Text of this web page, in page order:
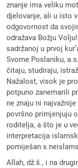
znanje ima veliku
djelovanje, ali u isto
odgovornost da
odražava Božju
sadržanoj u prvoj
Svome Poslaniku,
čitaju, studiraju,
Nažalost, visok je
potpuno zanemarili
ne znaju ni
površno primjenjuju
roditelja, a što je u
interpretacija
pomiješan s
Allah, dž.š., i na